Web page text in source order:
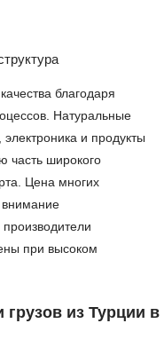
благодаря
Натуральные
и продукты
часть широкого
Цена многих
внимание
при высоком
из Турции в